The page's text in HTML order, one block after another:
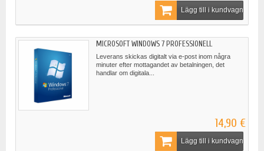
Lägg till i kundvagn
MICROSOFT WINDOWS 7 PROFESSIONELL
Leverans skickas digitalt via e-post inom några
minuter efter mottagandet av betalningen, det
handlar om digitala...
14,90 €
Lägg till i kundvagn